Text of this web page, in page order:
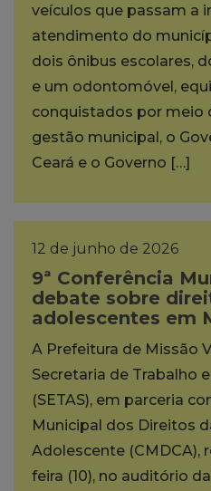
veículos que passam a
atendimento do
dois ônibus escolares,
e um odontomóvel,
conquistados por meio
gestão municipal, o
Ceará e o Governo […]
12 de junho de 2026
9ª Conferência
debate sobre
adolescentes em
A Prefeitura de Missão
Secretaria de Trabalho
(SETAS), em parceria
Municipal dos Direitos
Adolescente (CMDCA),
feira (10), no auditório da